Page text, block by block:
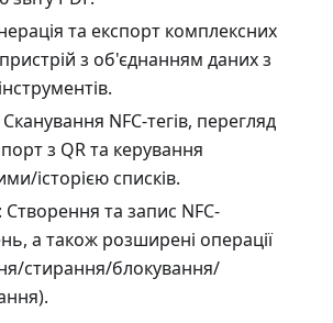
та експорт комплексних
пристрій з об'єднанням даних з
Сканування NFC-тегів, перегляд
з QR та керування
історією списків.
: Створення та запис NFC-
а також розширені операції
стирання/блокування/